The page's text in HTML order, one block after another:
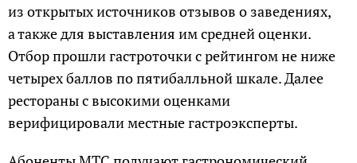
из открытых источников отзывов о заведениях,
а также для выставления им средней оценки.
Отбор прошли гастроточки с рейтингом не ниже
четырех баллов по пятибалльной шкале. Далее
рестораны с высокими оценками
верифицировали местные гастроэксперты.